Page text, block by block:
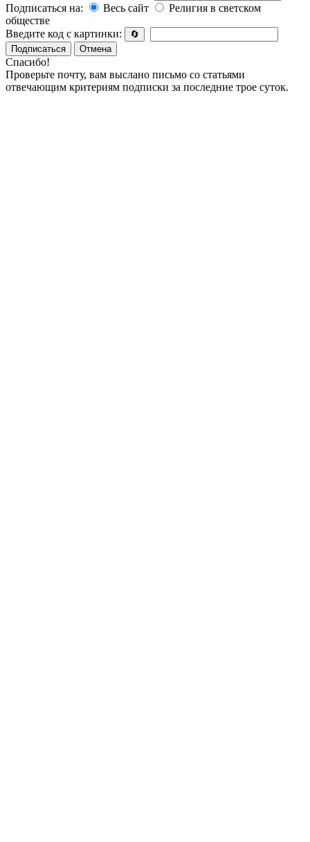
Подписаться на:
Весь сайт
Религия в светском
обществе
Введите код с картинки:
🔄
Подписаться
Отмена
Спасибо!
Проверьте почту, вам выслано письмо со статьями
отвечающим критериям подписки за последние трое суток.